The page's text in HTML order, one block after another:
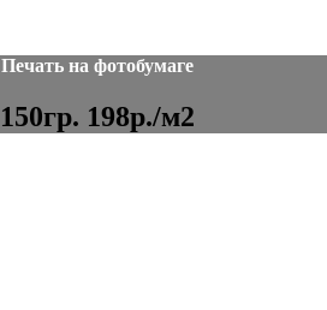
Печать на фотобумаге
150гр. 198р./м2